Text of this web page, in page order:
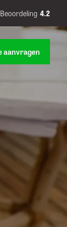
Beoordeling 4.2
aanvragen